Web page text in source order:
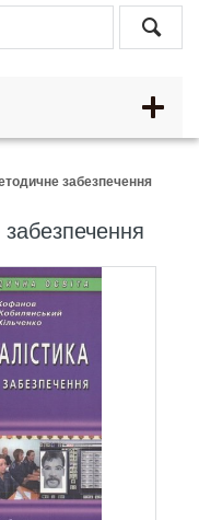
забезпечення